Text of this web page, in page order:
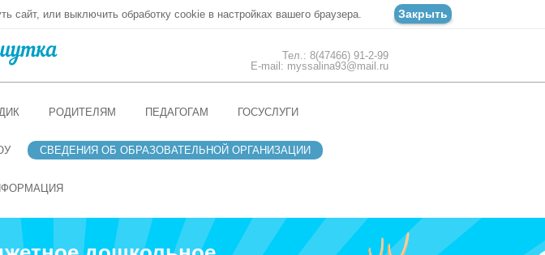
сайт, или выключить обработку cookie в настройках вашего браузера. Закрыть
Тел.: 8(47466) 91-2-99
E-mail: myssalina93@mail.ru
РОДИТЕЛЯМ ПЕДАГОГАМ ГОСУСЛУГИ
СВЕДЕНИЯ ОБ ОБРАЗОВАТЕЛЬНОЙ ОРГАНИЗАЦИИ